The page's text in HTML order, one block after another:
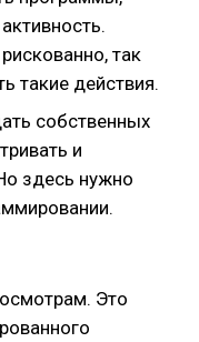
так
такие действия.
собственных
и
здесь нужно
Это